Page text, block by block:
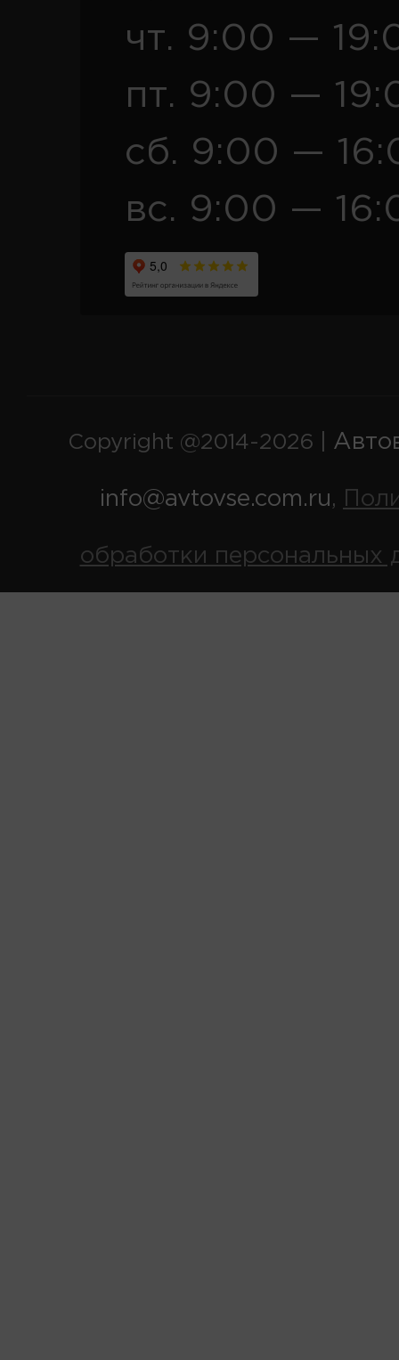
чт. 9:00 —
пт. 9:00 —
сб. 9:00 —
вс. 9:00 —
Copyright @2014-2026 |
info@avtovse.com.ru,
обработки персональных